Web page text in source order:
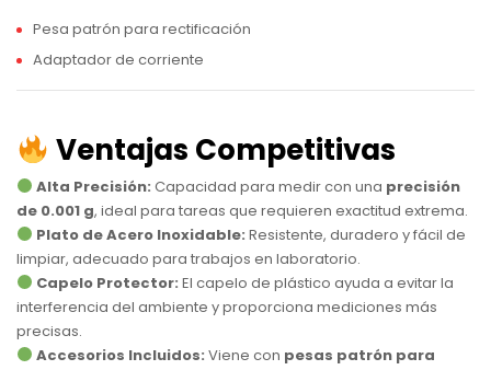
Pesa patrón para rectificación
Adaptador de corriente
Ventajas Competitivas
Alta Precisión: Capacidad para medir con una precisión
de 0.001 g, ideal para tareas que requieren exactitud extrema.
Plato de Acero Inoxidable: Resistente, duradero y fácil de
limpiar, adecuado para trabajos en laboratorio.
Capelo Protector: El capelo de plástico ayuda a evitar la
interferencia del ambiente y proporciona mediciones más
precisas.
Accesorios Incluidos: Viene con pesas patrón para